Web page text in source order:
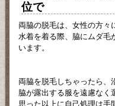
位で
両脇の脱毛は、女性の方々
水着を着る際、脇にムダ毛
います。
両脇を脱毛しちゃったら、
脇が露出する服を遠慮なく
思った以上に自己処理は手